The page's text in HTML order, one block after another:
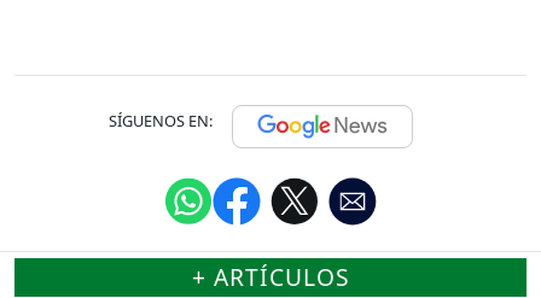
SÍGUENOS EN:
+ ARTÍCULOS